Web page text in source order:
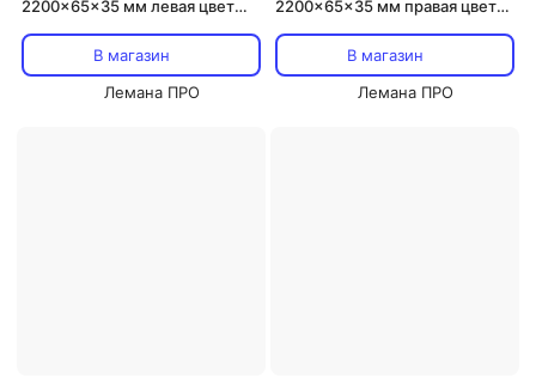
2200x65x35 мм левая цвет
В магазин
Лемана ПРО
2200x65x35 мм правая цвет
В магазин
Лемана ПРО